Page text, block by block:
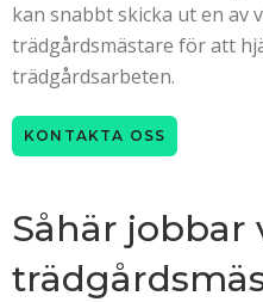
kan snabbt skicka ut en av
trädgårdsmästare för att
trädgårdsarbeten.
KONTAKTA OSS
Såhär jobbar